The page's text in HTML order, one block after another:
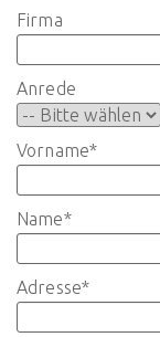
Firma
Anrede
Vorname*
Name*
Adresse*